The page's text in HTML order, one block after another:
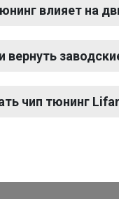
влияет на
чип тюнинг